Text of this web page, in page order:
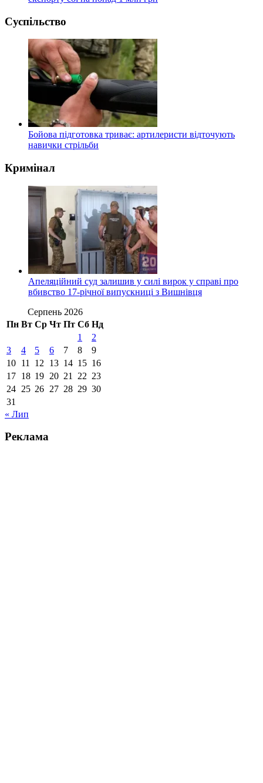
Суспільство
Бойова підготовка триває: артилеристи відточують
навички стрільби
Кримінал
Апеляційний суд залишив у силі вирок у справі про
вбивство 17-річної випускниці з Вишнівця
Серпень 2026
Пн Вт Ср Чт Пт Сб Нд
1
2
3
4 5 6 7 8
9
10 11 12 13 14 15 16
17 18 19 20 21 22 23
24 25 26 27 28 29 30
31
« Лип
Реклама